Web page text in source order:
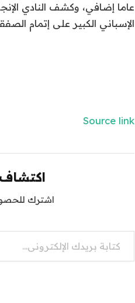
عاما إضافي، وكشف النادي
الإسباني الكبير على إتمام
Source link
اشترك
كتابة بريدك الإلكتروني...